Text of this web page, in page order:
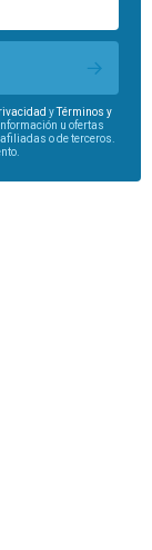
yTérminos y
u ofertas
o de terceros.